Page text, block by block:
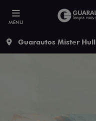
MENU
Guarautos Mister Hull